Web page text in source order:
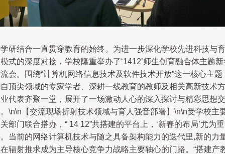
研结合一直贯穿教育的始终。为进一步深化学校先进科技与育
式的深度对接，学校隆重举办了‘1412’师生创育融合体主题
会。围绕“计算机网络信息技术及软件技术开放”这一核心主题
顶尖领域的专家学者、深耕一线教育的教师及相关高新技术方
代表齐聚一堂，展开了一场激动人心的深入探讨与精彩思想交
\n\n【交流现场折射技术领域与育人强音部署】\n\n受学校主
部门联合搭办，“ 14 12”共搭建的平台上，‘新春的布局’尤为重
当前的网络计算机技术与随之具备架构能力的迭代里,新的力
辐射推求成为主导核心竞争力战略主要轴心的门路。“搭建产